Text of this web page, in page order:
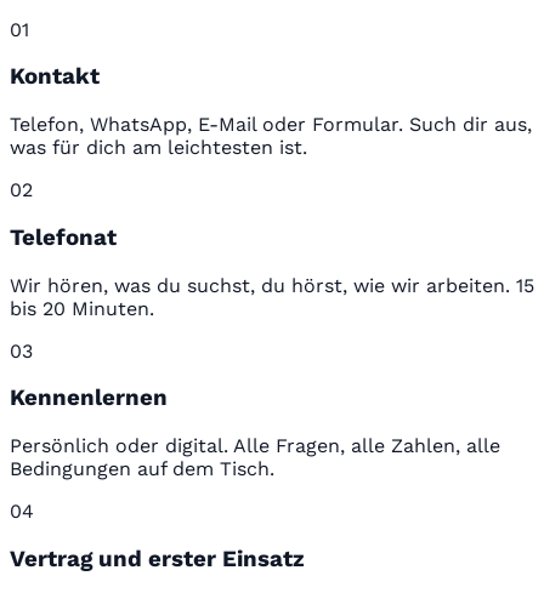
01
Kontakt
Telefon, WhatsApp, E-Mail oder Formular. Such dir aus,
was für dich am leichtesten ist.
02
Telefonat
Wir hören, was du suchst, du hörst, wie wir arbeiten. 15
bis 20 Minuten.
03
Kennenlernen
Persönlich oder digital. Alle Fragen, alle Zahlen, alle
Bedingungen auf dem Tisch.
04
Vertrag und erster Einsatz